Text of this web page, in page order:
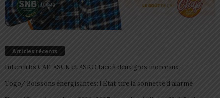
Articles récents
Interclubs CAF: ASCK et ASKO face à deux gros morceaux
Togo/ Boissons énergisantes: l’État tire la sonnette d’alarme